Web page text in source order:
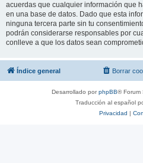
acuerdas que cualquier información que
en una base de datos. Dado que esta
ninguna tercera parte sin tu
podrán considerarse responsables por
conlleve a que los datos sean
Índice general Borrar
Desarrollado porphpBB® Forum
Traducción al español
Privacidad |